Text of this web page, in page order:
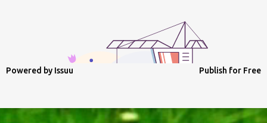
Powered by Issuu Publish for Free